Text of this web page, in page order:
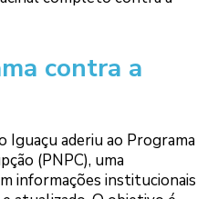
contra a
Iguaçu aderiu ao Programa
(PNPC), uma
informações institucionais